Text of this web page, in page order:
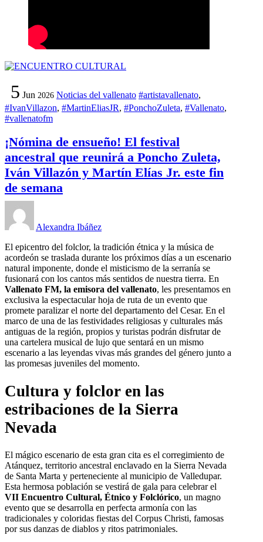
5 Jun 2026 Noticias del vallenato #artistavallenato,
#IvanVillazon, #MartinEliasJR, #PonchoZuleta, #Vallenato,
#vallenatofm
¡Nómina de ensueño! El festival
ancestral que reunirá a Poncho Zuleta,
Iván Villazón y Martín Elías Jr. este fin
de semana
Alexandra Ibáñez
El epicentro del folclor, la tradición étnica y la música de
acordeón se traslada durante los próximos días a un escenario
natural imponente, donde el misticismo de la serranía se
fusionará con los cantos más sentidos de nuestra tierra. En
Vallenato FM, la emisora del vallenato, les presentamos en
exclusiva la espectacular hoja de ruta de un evento que
promete paralizar el norte del departamento del Cesar. En el
marco de una de las festividades religiosas y culturales más
antiguas de la región, propios y turistas podrán disfrutar de
una cartelera musical de lujo que sentará en un mismo
escenario a las leyendas vivas más grandes del género junto a
las promesas juveniles del momento.
Cultura y folclor en las
estribaciones de la Sierra
Nevada
El mágico escenario de esta gran cita es el corregimiento de
Atánquez, territorio ancestral enclavado en la Sierra Nevada
de Santa Marta y perteneciente al municipio de Valledupar.
Esta hermosa población se vestirá de gala para celebrar el
VII Encuentro Cultural, Étnico y Folclórico, un magno
evento que se desarrolla en perfecta armonía con las
tradicionales y coloridas fiestas del Corpus Christi, famosas
por sus danzas de diablos y ritos patrimoniales.